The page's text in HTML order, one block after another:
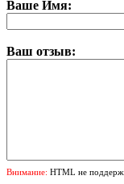
Ваше Имя:
Ваш отзыв:
Внимание: HTML не